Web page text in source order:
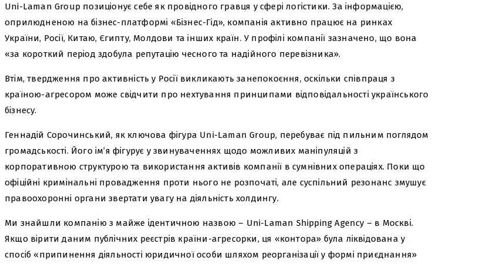
Uni-Laman Group позиціонує себе як провідного гравця у сфері логістики. За інформацією,
оприлюдненою на бізнес-платформі «Бізнес-Гід», компанія активно працює на ринках
України, Росії, Китаю, Єгипту, Молдови та інших країн. У профілі компанії зазначено, що вона
«за короткий період здобула репутацію чесного та надійного перевізника».
Втім, твердження про активність у Росії викликають занепокоєння, оскільки співпраця з
країною-агресором може свідчити про нехтування принципами відповідальності українського
бізнесу.
Геннадій Сорочинський, як ключова фігура Uni-Laman Group, перебуває під пильним поглядом
громадськості. Його ім’я фігурує у звинуваченнях щодо можливих маніпуляцій з
корпоративною структурою та використання активів компанії в сумнівних операціях. Поки що
офіційні кримінальні провадження проти нього не розпочаті, але суспільний резонанс змушує
правоохоронні органи звертати увагу на діяльність холдингу.
Ми знайшли компанію з майже ідентичною назвою – Uni-Laman Shipping Agency – в Москві.
Якщо вірити даним публічних реєстрів країни-агресорки, ця «контора» була ліквідована у
спосіб «припинення діяльності юридичної особи шляхом реорганізації у формі приєднання»